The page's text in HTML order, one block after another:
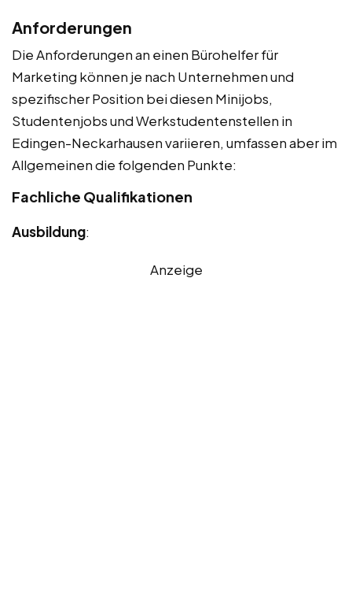
Anforderungen
Die Anforderungen an einen Bürohelfer für
Marketing können je nach Unternehmen und
spezifischer Position bei diesen Minijobs,
Studentenjobs und Werkstudentenstellen in
Edingen-Neckarhausen variieren, umfassen aber im
Allgemeinen die folgenden Punkte:
Fachliche Qualifikationen
Ausbildung:
Anzeige